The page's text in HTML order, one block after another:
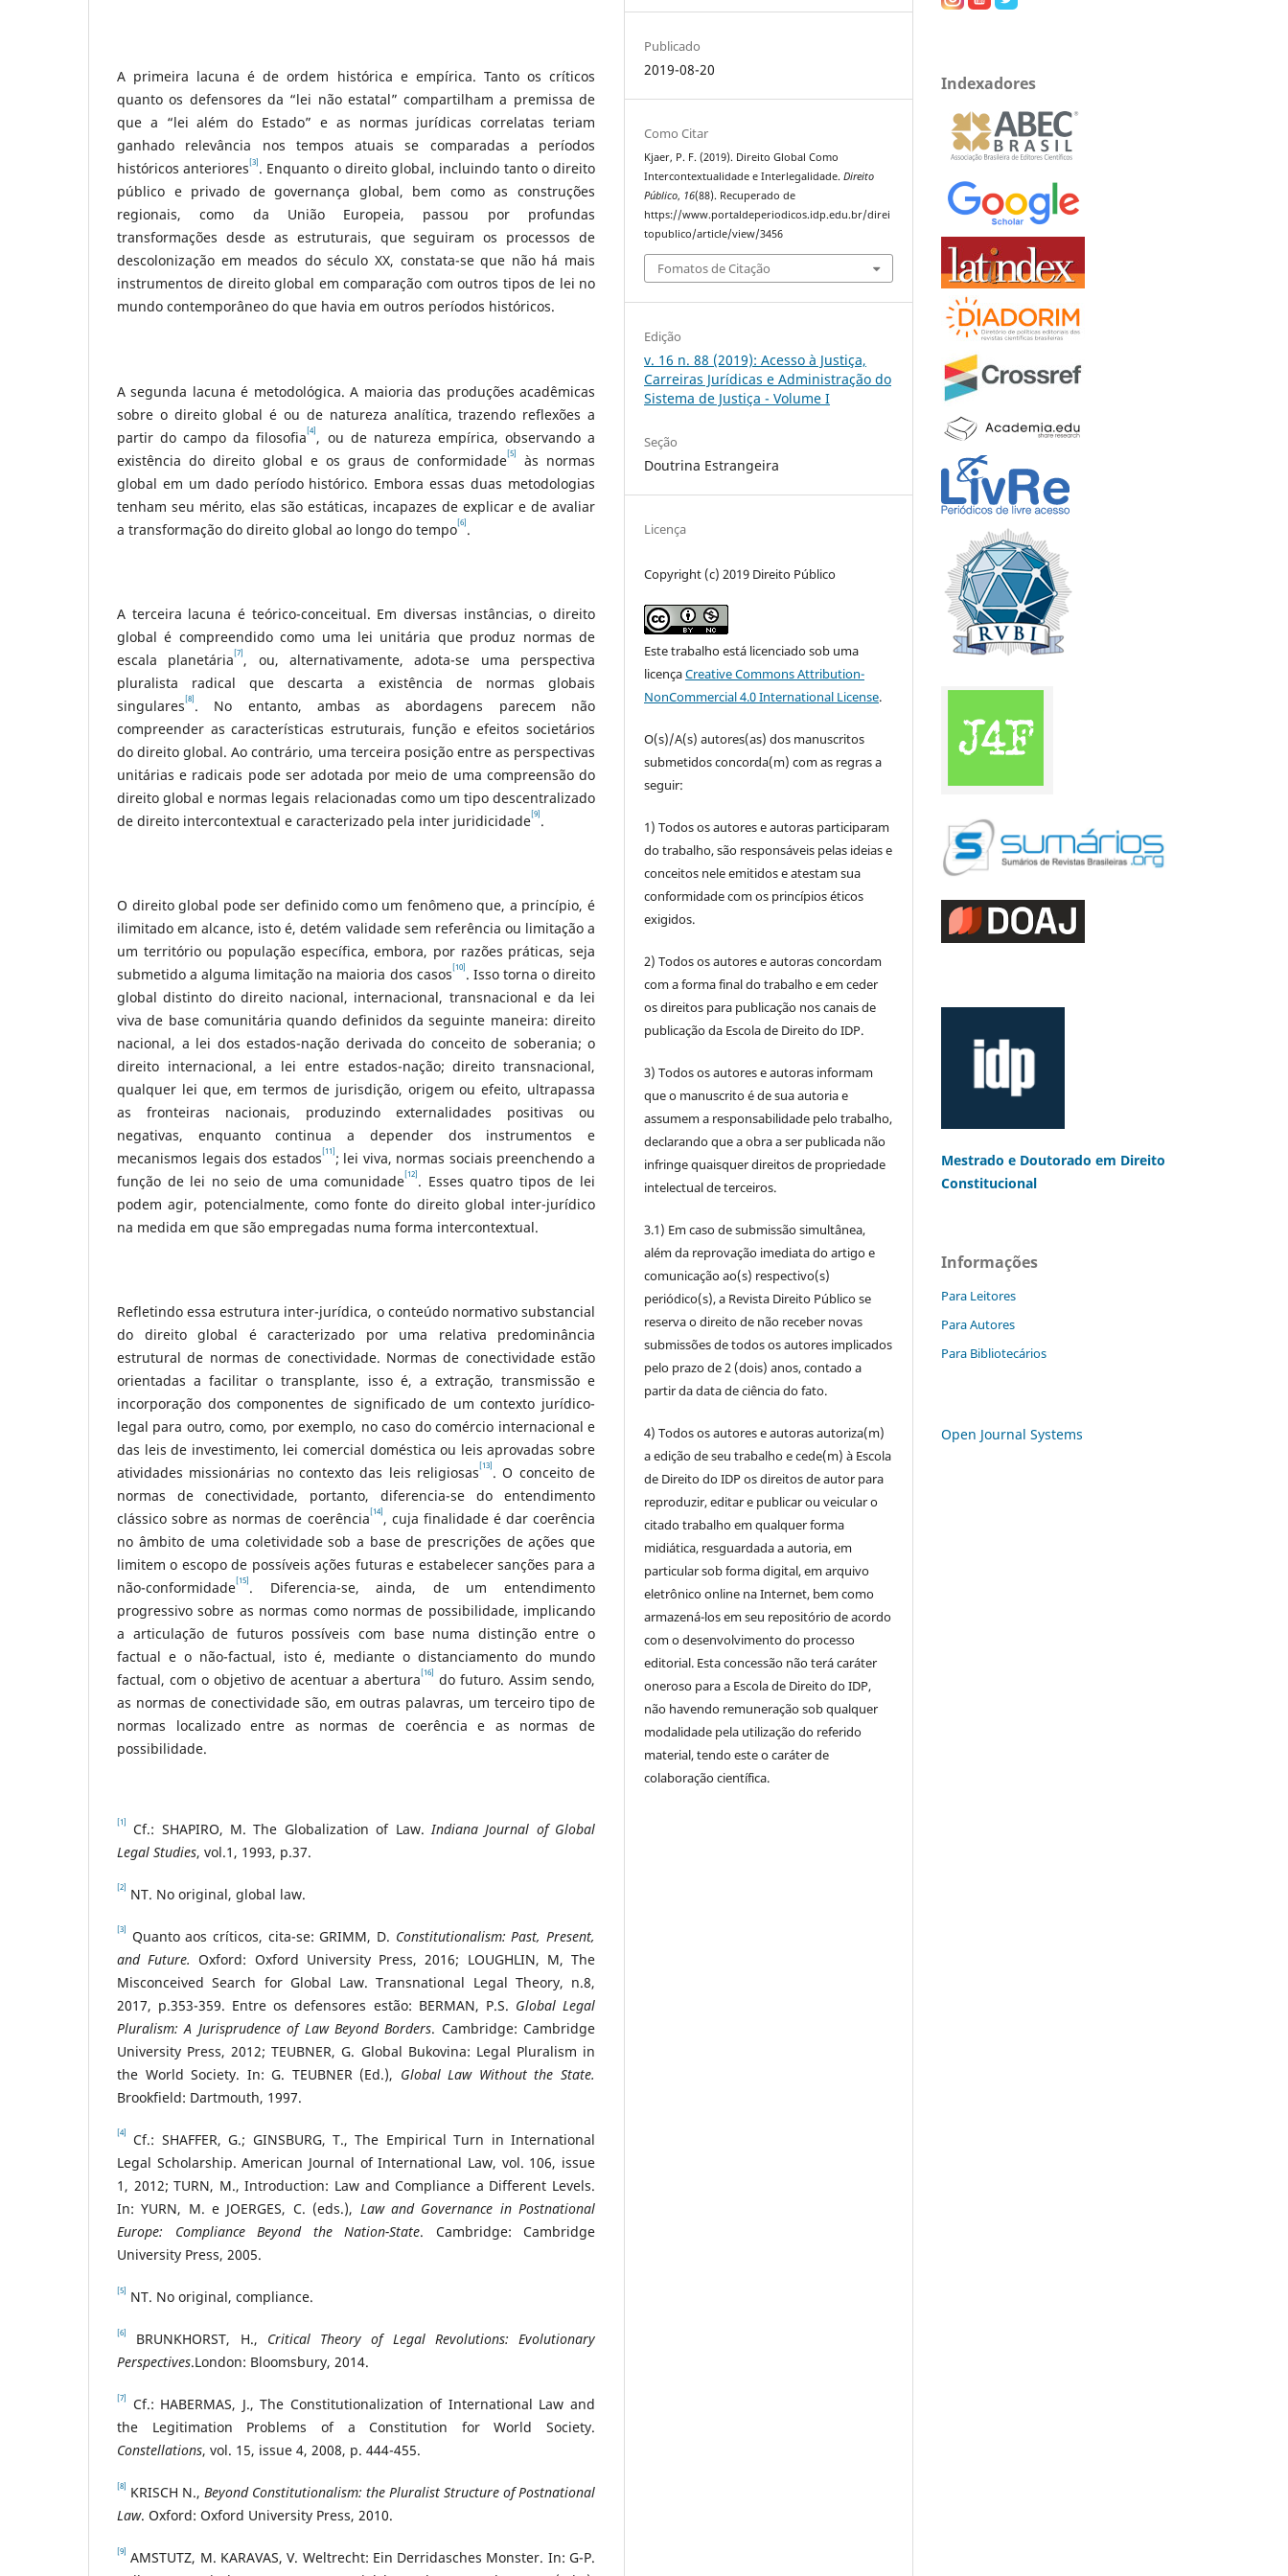
A primeira lacuna é de ordem histórica e empírica. Tanto os críticos
quanto os defensores da “lei não estatal” compartilham a premissa de
que a “lei além do Estado” e as normas jurídicas correlatas teriam
ganhado relevância nos tempos atuais se comparadas a períodos
históricos anteriores[3] . Enquanto o direito global, incluindo tanto o direito
público e privado de governança global, bem como as construções
regionais, como da União Europeia, passou por profundas
transformações desde as estruturais, que seguiram os processos de
descolonização em meados do século XX, constata-se que não há mais
instrumentos de direito global em comparação com outros tipos de lei no
mundo contemporâneo do que havia em outros períodos históricos.
A segunda lacuna é metodológica. A maioria das produções acadêmicas
sobre o direito global é ou de natureza analítica, trazendo reflexões a
partir do campo da filosofia[4] , ou de natureza empírica, observando a
existência do direito global e os graus de conformidade[5]
às normas
global em um dado período histórico. Embora essas duas metodologias
tenham seu mérito, elas são estáticas, incapazes de explicar e de avaliar
a transformação do direito global ao longo do tempo[6] .
A terceira lacuna é teórico-conceitual. Em diversas instâncias, o direito
global é compreendido como uma lei unitária que produz normas de
escala planetária[7] , ou, alternativamente, adota-se uma perspectiva
pluralista radical que descarta a existência de normas globais
singulares [8] . No entanto, ambas as abordagens parecem não
compreender as características estruturais, função e efeitos societários
do direito global. Ao contrário, uma terceira posição entre as perspectivas
unitárias e radicais pode ser adotada por meio de uma compreensão do
direito global e normas legais relacionadas como um tipo descentralizado
de direito intercontextual e caracterizado pela inter juridicidade[9] .
O direito global pode ser definido como um fenômeno que, a princípio, é
ilimitado em alcance, isto é, detém validade sem referência ou limitação a
um território ou população específica, embora, por razões práticas, seja
submetido a alguma limitação na maioria dos casos [10] . Isso torna o direito
global distinto do direito nacional, internacional, transnacional e da lei
viva de base comunitária quando definidos da seguinte maneira: direito
nacional, a lei dos estados-nação derivada do conceito de soberania; o
direito internacional, a lei entre estados-nação; direito transnacional,
qualquer lei que, em termos de jurisdição, origem ou efeito, ultrapassa
as fronteiras nacionais, produzindo externalidades positivas ou
negativas, enquanto continua a depender dos instrumentos e
mecanismos legais dos estados [11] ; lei viva, normas sociais preenchendo a
função de lei no seio de uma comunidade[12] . Esses quatro tipos de lei
podem agir, potencialmente, como fonte do direito global inter-jurídico
na medida em que são empregadas numa forma intercontextual.
Refletindo essa estrutura inter-jurídica, o conteúdo normativo substancial
do direito global é caracterizado por uma relativa predominância
estrutural de normas de conectividade. Normas de conectividade estão
orientadas a facilitar o transplante, isso é, a extração, transmissão e
incorporação dos componentes de significado de um contexto jurídico-
legal para outro, como, por exemplo, no caso do comércio internacional e
das leis de investimento, lei comercial doméstica ou leis aprovadas sobre
atividades missionárias no contexto das leis religiosas [13] . O conceito de
normas de conectividade, portanto, diferencia-se do entendimento
clássico sobre as normas de coerência [14] , cuja finalidade é dar coerência
no âmbito de uma coletividade sob a base de prescrições de ações que
limitem o escopo de possíveis ações futuras e estabelecer sanções para a
não-conformidade[15] . Diferencia-se, ainda, de um entendimento
progressivo sobre as normas como normas de possibilidade, implicando
a articulação de futuros possíveis com base numa distinção entre o
factual e o não-factual, isto é, mediante o distanciamento do mundo
factual, com o objetivo de acentuar a abertura[16]
do futuro. Assim sendo,
as normas de conectividade são, em outras palavras, um terceiro tipo de
normas localizado entre as normas de coerência e as normas de
possibilidade.
[1] Cf.: SHAPIRO, M. The Globalization of Law. Indiana Journal of Global
Legal Studies, vol.1, 1993, p.37.
[2] NT. No original, global law.
[3] Quanto aos críticos, cita-se: GRIMM, D. Constitutionalism: Past, Present,
and Future.Oxford: Oxford University Press, 2016; LOUGHLIN, M, The
Misconceived Search for Global Law. Transnational Legal Theory, n.8,
2017, p.353-359. Entre os defensores estão: BERMAN, P.S. Global Legal
Pluralism: A Jurisprudence of Law Beyond Borders. Cambridge: Cambridge
University Press, 2012; TEUBNER, G. Global Bukovina: Legal Pluralism in
the World Society. In: G. TEUBNER (Ed.), Global Law Without the State.
Brookfield: Dartmouth, 1997.
[4]
Cf.: SHAFFER, G.; GINSBURG, T., The Empirical Turn in International
Legal Scholarship. American Journal of International Law, vol. 106, issue
1, 2012; TURN, M., Introduction: Law and Compliance a Different Levels.
In: YURN, M. e JOERGES, C. (eds.), Law and Governance in Postnational
Europe: Compliance Beyond the Nation-State. Cambridge: Cambridge
University Press, 2005.
[5] NT. No original, compliance.
[6] BRUNKHORST, H., Critical Theory of Legal Revolutions: Evolutionary
Perspectives.London: Bloomsbury, 2014.
[7] Cf.: HABERMAS, J., The Constitutionalization of International Law and
the Legitimation Problems of a Constitution for World Society.
Constellations, vol. 15, issue 4, 2008, p. 444-455.
[8] KRISCH N., Beyond Constitutionalism: the Pluralist Structure of Postnational
Law. Oxford: Oxford University Press, 2010.
[9] AMSTUTZ, M. KARAVAS, V. Weltrecht: Ein Derridasches Monster. In: G-P.
Publicado
2019-08-20
Como Citar
Kjaer, P. F. (2019). Direito Global Como
Intercontextualidade e Interlegalidade.Direito
Público, 16(88). Recuperado de
https://www.portaldeperiodicos.idp.edu.br/direi
topublico/article/view/3456
Fomatos de Citação
Edição
v. 16 n. 88 (2019): Acesso à Justiça,
Carreiras Jurídicas e Administração do
Sistema de Justiça - Volume I
Seção
Doutrina Estrangeira
Licença
Copyright (c) 2019 Direito Público
Este trabalho está licenciado sob uma
licençaCreative Commons Attribution-
NonCommercial 4.0 International License.
O(s)/A(s) autores(as) dos manuscritos
submetidos concorda(m) com as regras a
seguir:
1) Todos os autores e autoras participaram
do trabalho, são responsáveis pelas ideias e
conceitos nele emitidos e atestam sua
conformidade com os princípios éticos
exigidos.
2) Todos os autores e autoras concordam
com a forma final do trabalho e em ceder
os direitos para publicação nos canais de
publicação da Escola de Direito do IDP.
3) Todos os autores e autoras informam
que o manuscrito é de sua autoria e
assumem a responsabilidade pelo trabalho,
declarando que a obra a ser publicada não
infringe quaisquer direitos de propriedade
intelectual de terceiros.
3.1) Em caso de submissão simultânea,
além da reprovação imediata do artigo e
comunicação ao(s) respectivo(s)
periódico(s), a Revista Direito Público se
reserva o direito de não receber novas
submissões de todos os autores implicados
pelo prazo de 2 (dois) anos, contado a
partir da data de ciência do fato.
4) Todos os autores e autoras autoriza(m)
a edição de seu trabalho e cede(m) à Escola
de Direito do IDP os direitos de autor para
reproduzir, editar e publicar ou veicular o
citado trabalho em qualquer forma
midiática, resguardada a autoria, em
particular sob forma digital, em arquivo
eletrônico online na Internet, bem como
armazená-los em seu repositório de acordo
com o desenvolvimento do processo
editorial. Esta concessão não terá caráter
oneroso para a Escola de Direito do IDP,
não havendo remuneração sob qualquer
modalidade pela utilização do referido
material, tendo este o caráter de
colaboração científica.
Indexadores
Mestrado e Doutorado em Direito
Constitucional
Informações
Para Leitores
Para Autores
Para Bibliotecários
Open Journal Systems